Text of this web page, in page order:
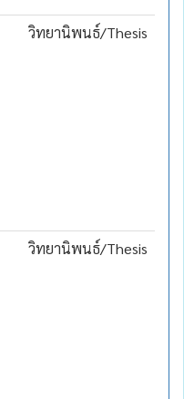
วิทยานิพนธ์/Thesis
วิทยานิพนธ์/Thesis